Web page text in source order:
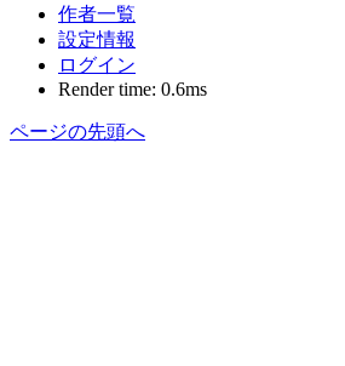
作者一覧
設定情報
ログイン
Render time: 0.6ms
ページの先頭へ